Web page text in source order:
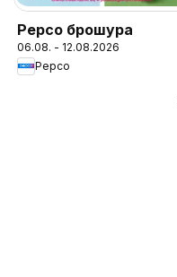
Pepco брошура
06.08. - 12.08.2026
Pepco